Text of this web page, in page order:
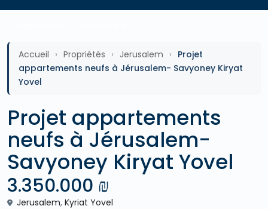
Accueil › Propriétés › Jerusalem › Projet
appartements neufs à Jérusalem- Savyoney Kiryat
Yovel
Projet appartements
neufs à Jérusalem-
Savyoney Kiryat Yovel
3.350.000 ₪
Jerusalem, Kyriat Yovel